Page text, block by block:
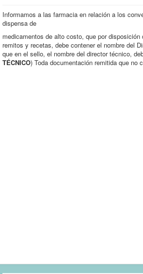
Informamos a las farmacia en relación a los
dispensa de
medicamentos de alto costo, que por
remitos y recetas, debe contener el nombre del
que en el sello, el nombre del director técnico,
TÉCNICO) Toda documentación remitida que no